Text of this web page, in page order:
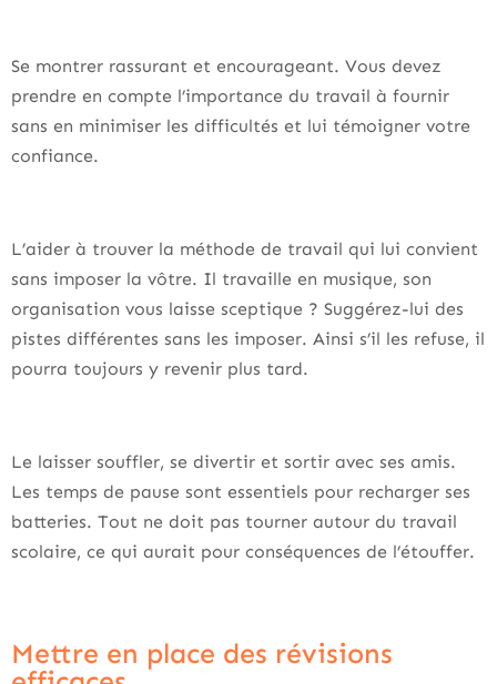
Se montrer rassurant et encourageant. Vous devez
prendre en compte l’importance du travail à fournir
sans en minimiser les difficultés et lui témoigner votre
confiance.
L’aider à trouver la méthode de travail qui lui convient
sans imposer la vôtre. Il travaille en musique, son
organisation vous laisse sceptique ? Suggérez-lui des
pistes différentes sans les imposer. Ainsi s’il les refuse, il
pourra toujours y revenir plus tard.
Le laisser souffler, se divertir et sortir avec ses amis.
Les temps de pause sont essentiels pour recharger ses
batteries. Tout ne doit pas tourner autour du travail
scolaire, ce qui aurait pour conséquences de l’étouffer.
Mettre en place des révisions